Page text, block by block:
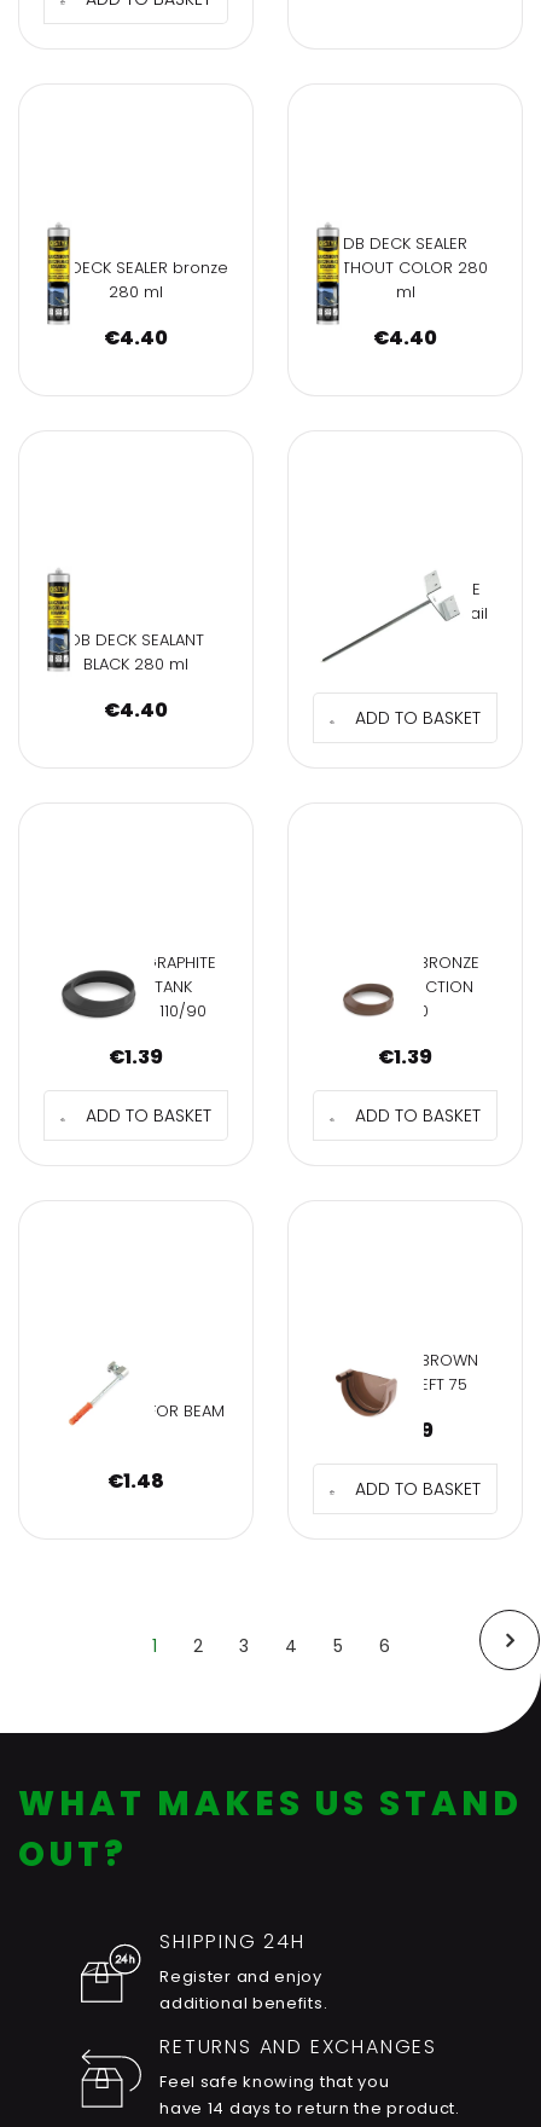
DB DECK SEALER bronze
280 ml
€4.40
DB DECK SEALER
WITHOUT COLOR 280
ml
€4.40
DB DECK SEALANT
BLACK 280 ml
€4.40
CALENDAR BALANCE
SUPPORT 40xmm Nail
ADD TO BASKET
BRYZA PVC GRAPHITE
SETTLING TANK
REDUCTION 110/90
€1.39
ADD TO BASKET
BRYZA PVC BRONZE
SUMP REDUCTION
110/90
€1.39
ADD TO BASKET
BRYZA HOOK FOR BEAM
€1.48
BRYZA PVC BROWN
BOTTOM LEFT 75
1.49
ADD TO BASKET
1 2 3 4 5 6
Next
WHAT MAKES US STAND
OUT?
SHIPPING 24H
Register and enjoy
additional benefits.
RETURNS AND EXCHANGES
Feel safe knowing that you
have 14 days to return the product.